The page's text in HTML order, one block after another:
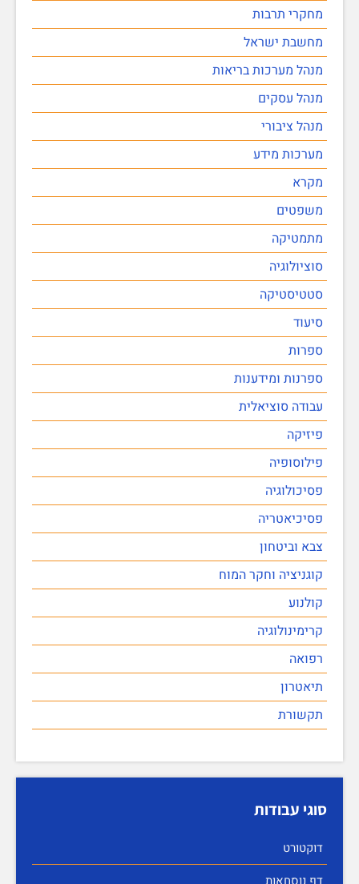
מחקרי תרבות
מחשבת ישראל
מנהל מערכות בריאות
מנהל עסקים
מנהל ציבורי
מערכות מידע
מקרא
משפטים
מתמטיקה
סוציולוגיה
סטטיסטיקה
סיעוד
ספרות
ספרנות ומידענות
עבודה סוציאלית
פיזיקה
פילוסופיה
פסיכולוגיה
פסיכיאטריה
צבא וביטחון
קוגניציה וחקר המוח
קולנוע
קרימינולוגיה
רפואה
תיאטרון
תקשורת
סוגי עבודות
דוקטורט